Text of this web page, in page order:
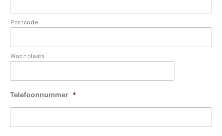
Postcode
Woonplaats
Telefoonnummer *